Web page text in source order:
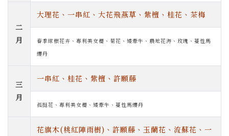
二
月
大理花、一串紅、大花飛燕草、紫檀、桂花、茶梅
春季球根花卉、專利美女櫻、菊花、矮牽牛、農地花海、玫瑰、蔓性馬
纓丹
三
月
一串紅、桂花、紫檀、 許願藤
孤挺花、專利美女櫻、矮牽牛、蔓性馬纓丹
花旗木(桃紅陣雨樹)、許願藤、玉蘭花、流蘇花、一